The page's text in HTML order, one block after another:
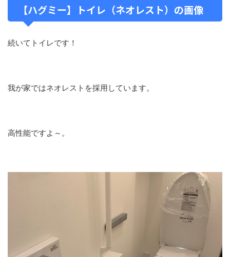
【ハグミー】トイレ（ネオレスト）の画像
続いてトイレです！
我が家ではネオレストを採用しています。
高性能ですよ～。